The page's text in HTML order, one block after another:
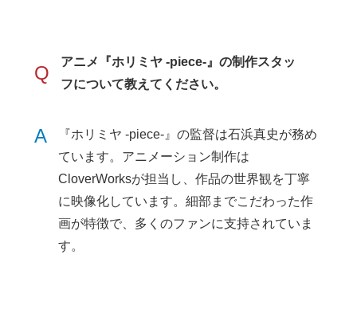
Q
アニメ『ホリミヤ -piece-』の制作スタッ
フについて教えてください。
A
『ホリミヤ -piece-』の監督は石浜真史が務め
ています。アニメーション制作は
CloverWorksが担当し、作品の世界観を丁寧
に映像化しています。細部までこだわった作
画が特徴で、多くのファンに支持されていま
す。